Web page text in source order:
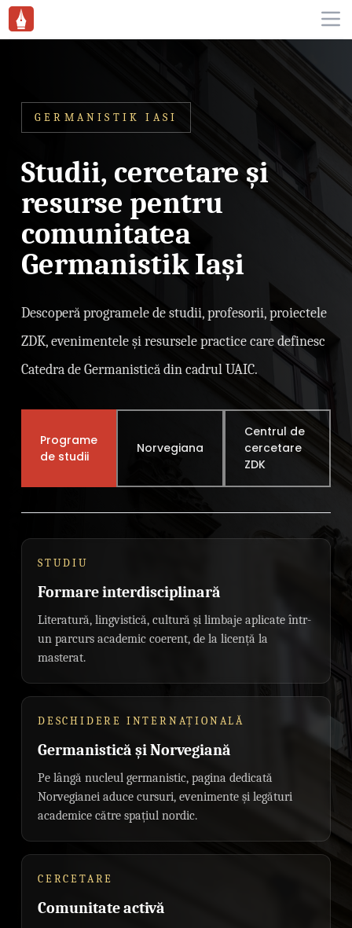
Workflow
GERMANISTIK IASI
Studii, cercetare și
resurse pentru
comunitatea
Germanistik Iași
Descoperă programele de studii, profesorii, proiectele
ZDK, evenimentele și resursele practice care definesc
Catedra de Germanistică din cadrul UAIC.
Programe
de studii
Norvegiana
Centrul de
cercetare
ZDK
STUDIU
Formare interdisciplinară
Literatură, lingvistică, cultură și limbaje aplicate într-
un parcurs academic coerent, de la licență la
masterat.
DESCHIDERE INTERNAȚIONALĂ
Germanistică și Norvegiană
Pe lângă nucleul germanistic, pagina dedicată
Norvegianei aduce cursuri, evenimente și legături
academice către spațiul nordic.
CERCETARE
Comunitate activă